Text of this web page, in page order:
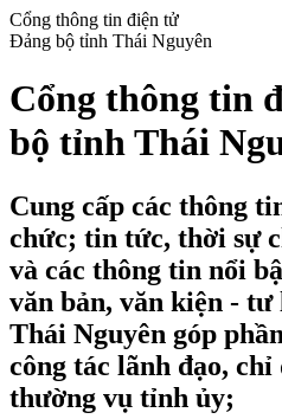
Cổng thông tin điện tử
Đảng bộ tỉnh Thái Nguyên
Cổng thông tin
bộ tỉnh Thái
Cung cấp các thông
chức; tin tức, thời sự
và các thông tin nổi
văn bản, văn kiện -
Thái Nguyên góp
công tác lãnh đạo, chỉ
thường vụ tỉnh ủy;